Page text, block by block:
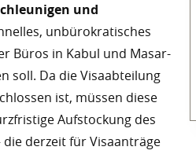
und
unbürokratisches
Büros in Kabul und Masar-
soll. Da die Visaabteilung
ist, müssen diese
Aufstockung des
derzeit für Visaanträge